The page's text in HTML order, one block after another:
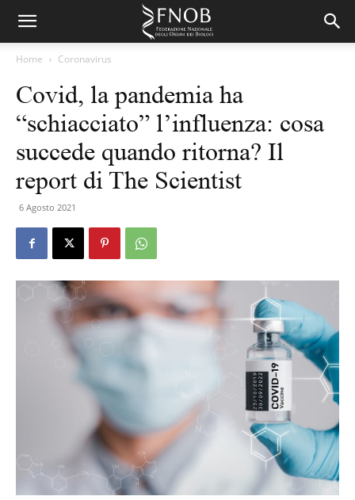
Home Coronavirus
Covid, la pandemia ha
“schiacciato” l’influenza: cosa
succede quando ritorna? Il
report di The Scientist
6 Agosto 2021